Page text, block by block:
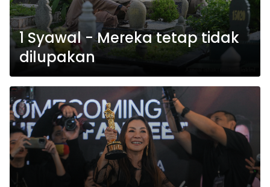
1 Syawal - Mereka tetap tidak
dilupakan